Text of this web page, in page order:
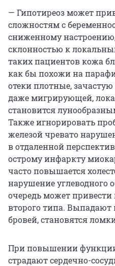
— Гипотиреоз может
сложностям с
сниженному
склонностью к
таких пациентов кожа
как бы похожи на
отеки плотные,
даже мигрирующей,
становится
Также игнорировать
железой чревато
в отдаленной
острому инфаркту
часто повышается
нарушение углеводного
очередь может привести
второго типа. Выпадают
бровей, становятся
При повышении
страдают сердечно-